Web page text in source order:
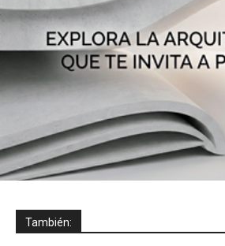
También: